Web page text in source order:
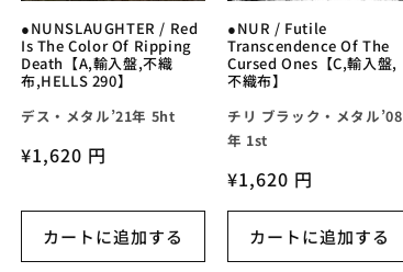
●NUNSLAUGHTER / Red
Is The Color Of Ripping
Death【A,輸入盤,不織
布,HELLS 290】
デス・メタル’21年 5ht
通
価
¥1,620 円
カートに追加する
●NUR / Futile
Transcendence Of The
Cursed Ones【C,輸入盤,
不織布】
チリ ブラック・メタル’08
年 1st
通
常
格
¥1,620 円
カートに追加する